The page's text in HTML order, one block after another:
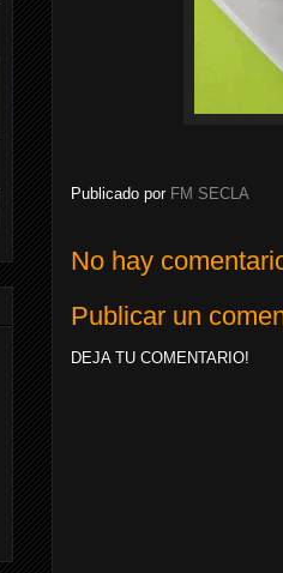
Publicado por FM SECLA
No hay
Publicar un
DEJA TU COMENTARIO!